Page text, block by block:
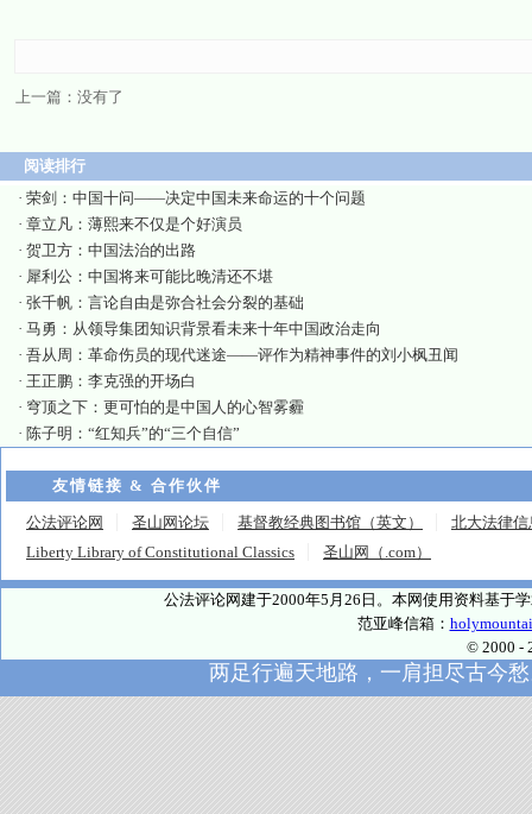
上一篇：没有了
阅读排行
· 荣剑：中国十问——决定中国未来命运的十个问题
· 章立凡：薄熙来不仅是个好演员
· 贺卫方：中国法治的出路
· 犀利公：中国将来可能比晚清还不堪
· 张千帆：言论自由是弥合社会分裂的基础
· 马勇：从领导集团知识背景看未来十年中国政治走向
· 吾从周：革命伤员的现代迷途——评作为精神事件的刘小枫丑闻
· 王正鹏：李克强的开场白
· 穹顶之下：更可怕的是中国人的心智雾霾
· 陈子明：“红知兵”的“三个自信”
友情链接 & 合作伙伴
公法评论网 圣山网论坛 基督教经典图书馆（英文）
北大法律信
Liberty Library of Constitutional Classics
圣山网（.com）
公法评论网建于2000年5月26日。本网使用资料基于
范亚峰信箱：
© 2000 -
两足行遍天地路，一肩担尽古今